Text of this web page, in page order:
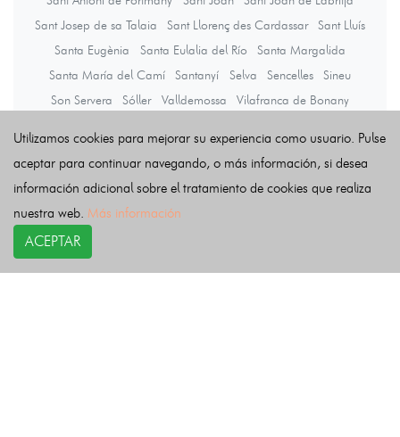
Sant Josep de sa Talaia
Sant Llorenç des Cardassar
Sant Lluís
Santa Eugènia
Santa Eulalia del Río
Santa Margalida
Santa María del Camí
Santanyí Selva Sencelles
Sineu
Son Servera
Sóller Valldemossa Vilafranca de Bonany
Últimas noticias
Utilizamos cookies para mejorar su experiencia como usuario. Pulse
aceptar para continuar navegando, o más información, si desea
información adicional sobre el tratamiento de cookies que realiza
nuestra web. Más información
ACEPTAR